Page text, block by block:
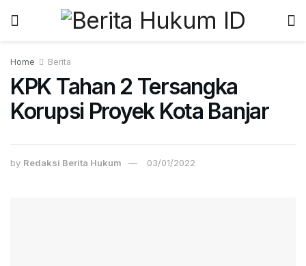
Home Berita
KPK Tahan 2 Tersangka
Korupsi Proyek Kota Banjar
by Redaksi Berita Hukum 03/01/2022